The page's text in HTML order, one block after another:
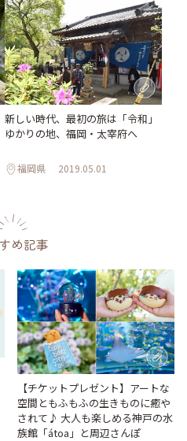
新しい時代、最初の旅は「令和」
ゆかりの地、福岡・太宰府へ
福岡県 2019.05.01
め記事
【チケットプレゼント】アートな
空間ともふもふの生きものに癒や
されて♪ 大人も楽しめる神戸の水
族館「átoa」と周辺さんぽ